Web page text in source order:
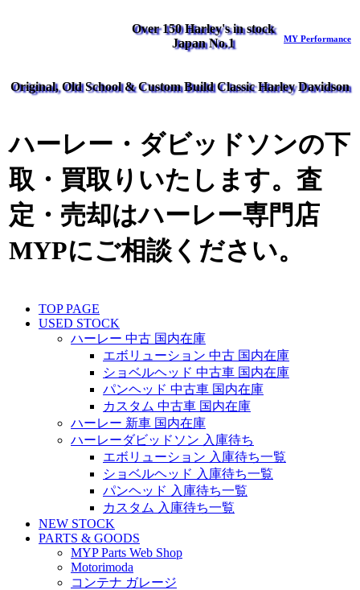
Over 150 Harley's in stock
Japan No.1
MY Performance
Original, Old School & Custom Build Classic Harley Davidson
ハーレー・ダビッドソンの下
取・買取りいたします。査
定・売却はハーレー専門店
MYPにご相談ください。
TOP PAGE
USED STOCK
ハーレー 中古 国内在庫
エボリューション 中古 国内在庫
ショベルヘッド 中古車 国内在庫
パンヘッド 中古車 国内在庫
カスタム 中古車 国内在庫
ハーレー 新車 国内在庫
ハーレーダビッドソン 入庫待ち
エボリューション 入庫待ち一覧
ショベルヘッド 入庫待ち一覧
パンヘッド 入庫待ち一覧
カスタム 入庫待ち一覧
NEW STOCK
PARTS & GOODS
MYP Parts Web Shop
Motorimoda
コンテナ ガレージ